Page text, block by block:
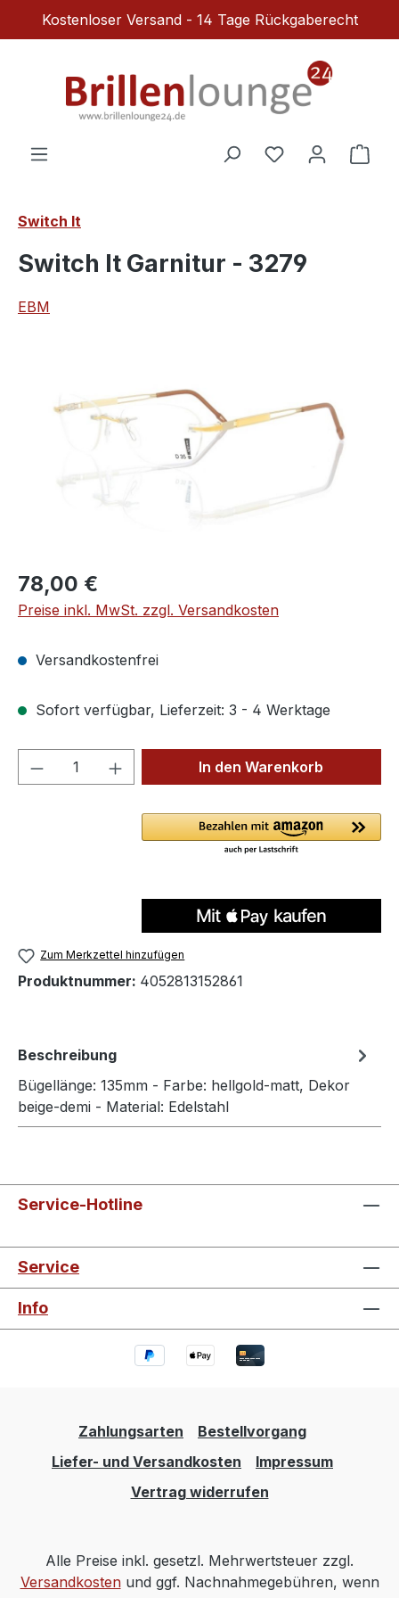
Zum Hauptinhalt springen
Kostenloser Versand - 14 Tage Rückgaberecht
Du hast 0
Switch It
Switch It Garnitur - 3279
EBM
Regulärer Preis:
78,00 €
Preise inkl. MwSt. zzgl. Versandkosten
Versandkostenfrei
Sofort verfügbar, Lieferzeit: 3 - 4 Werktage
Produkt Anzahl: Gib denIn den Warenkorb
Zum Merkzettel hinzufügen
Produktnummer: 4052813152861
Beschreibung
Bügellänge: 135mm - Farbe: hellgold-matt, Dekor
beige-demi - Material: Edelstahl
Service-Hotline
Service
Info
Zahlungsarten
Bestellvorgang
Liefer- und Versandkosten
Impressum
Vertrag widerrufen
Alle Preise inkl. gesetzl. Mehrwertsteuer zzgl.
Versandkostenund ggf. Nachnahmegebühren, wenn